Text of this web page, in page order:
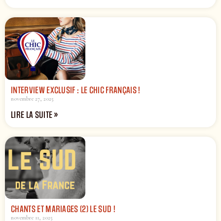
INTERVIEW EXCLUSIF : LE CHIC FRANÇAIS !
novembre 27, 2025
LIRE LA SUITE »
CHANTS ET MARIAGES (2) LE SUD !
novembre 11, 2025